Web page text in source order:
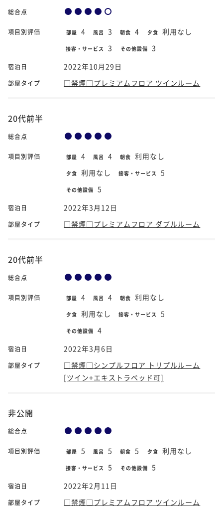
総合点
項目別評価 部屋 4 風呂 3 朝食 4 夕食 利用なし
接客・サービス 3 その他設備 3
宿泊日 2022年10月29日
部屋タイプ □禁煙□プレミアムフロア ツインルーム
20代前半
総合点
項目別評価 部屋 4 風呂 4 朝食 利用なし
夕食 利用なし 接客・サービス 5
その他設備 5
宿泊日 2022年3月12日
部屋タイプ □禁煙□プレミアムフロア ダブルルーム
20代前半
総合点
項目別評価 部屋 4 風呂 4 朝食 利用なし
夕食 利用なし 接客・サービス 5
その他設備 4
宿泊日 2022年3月6日
部屋タイプ
□禁煙□シンプルフロア トリプルルーム
[ツイン+エキストラベッド可]
非公開
総合点
項目別評価 部屋 5 風呂 5 朝食 5 夕食 利用なし
接客・サービス 5 その他設備 5
宿泊日 2022年2月11日
部屋タイプ □禁煙□プレミアムフロア ツインルーム